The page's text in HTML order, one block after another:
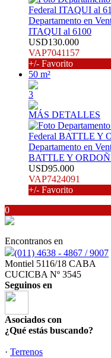
Departamento en
ITAQUI al 6100
USD130.000
VAP7041157
+/- Favorito
50 m²
3
MÁS DETALLES
Departamento en
BATTLE Y
USD95.000
VAP7424091
+/- Favorito
0
Encontranos en
(011) 4638 - 4867 / 9007
Montiel 5116/18 CABA
CUCICBA Nº 3545
Seguinos en
Asociados con
¿Qué estás buscando?
· Terrenos